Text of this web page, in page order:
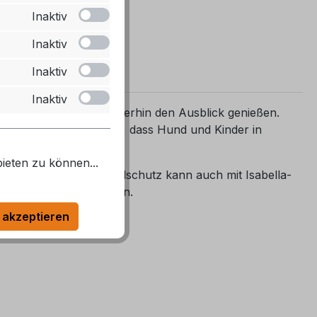
und Sie können weiterhin den Ausblick genießen.
wohlwissend, dass Hund und Kinder in
Dieser Windschutz kann auch mit Isabella-
Sicht zu gestalten.
Inaktiv
Inaktiv
Inaktiv
Inaktiv
zu können...
akzeptieren